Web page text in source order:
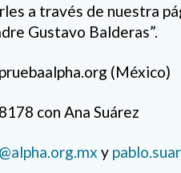
a través de nuestra
Gustavo Balderas”.
(México)
con Ana Suárez
y